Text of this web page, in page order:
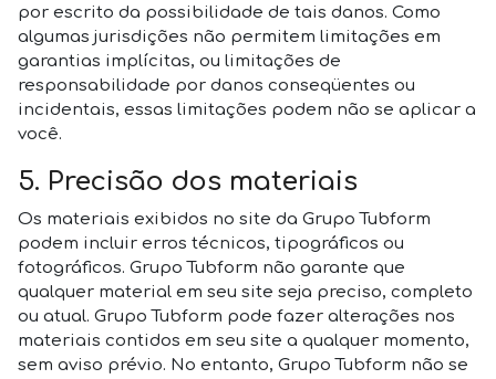
por escrito da possibilidade de tais danos. Como
algumas jurisdições não permitem limitações em
garantias implícitas, ou limitações de
responsabilidade por danos conseqüentes ou
incidentais, essas limitações podem não se aplicar a
você.
5. Precisão dos materiais
Os materiais exibidos no site da Grupo Tubform
podem incluir erros técnicos, tipográficos ou
fotográficos. Grupo Tubform não garante que
qualquer material em seu site seja preciso, completo
ou atual. Grupo Tubform pode fazer alterações nos
materiais contidos em seu site a qualquer momento,
sem aviso prévio. No entanto, Grupo Tubform não se